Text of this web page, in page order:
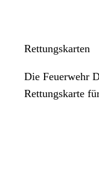
Rettungskarten
Die Feuerwehr
Rettungskarte